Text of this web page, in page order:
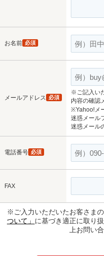
お名前 必須
メールアドレス 必須
※ご記入い
内容の確認
※Yahoo!メ
迷惑メール
迷惑メール
電話番号 必須
FAX
※ご入力いただいたお客さまの
ついて」 に基づき適正に取り
上お問い